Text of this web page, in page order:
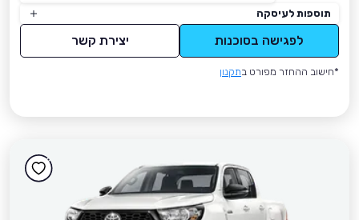
תוספות לעיסקה
לפגישה בסוכנות יצירת קשר
*חישוב ההחזר מפורט בתקנון